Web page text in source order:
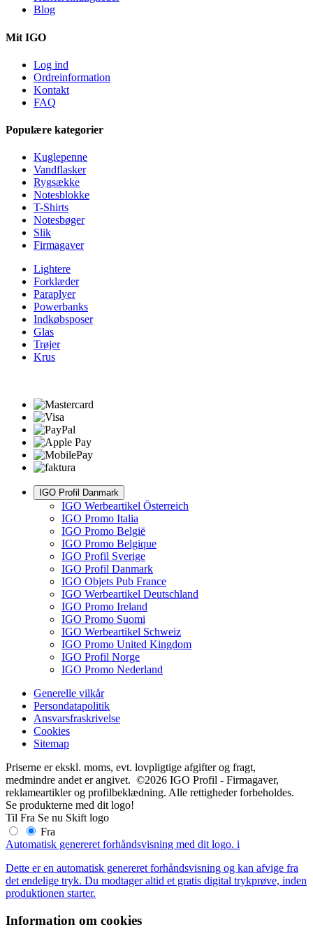
Blog
Mit IGO
Log ind
Ordreinformation
Kontakt
FAQ
Populære kategorier
Kuglepenne
Vandflasker
Rygsække
Notesblokke
T-Shirts
Notesbøger
Slik
Firmagaver
Lightere
Forklæder
Paraplyer
Powerbanks
Indkøbsposer
Glas
Trøjer
Krus
IGO Profil Danmark
IGO Werbeartikel Österreich
IGO Promo Italia
IGO Promo België
IGO Promo Belgique
IGO Profil Sverige
IGO Profil Danmark
IGO Objets Pub France
IGO Werbeartikel Deutschland
IGO Promo Ireland
IGO Promo Suomi
IGO Werbeartikel Schweiz
IGO Promo United Kingdom
IGO Profil Norge
IGO Promo Nederland
Generelle vilkår
Persondatapolitik
Ansvarsfraskrivelse
Cookies
Sitemap
Priserne er ekskl. moms, evt. lovpligtige afgifter og fragt,
medmindre andet er angivet. ©2026 IGO Profil - Firmagaver,
reklameartikler og profilbeklædning. Alle rettigheder forbeholdes.
Se produkterne med dit logo!
Til Fra Se nu Skift logo
Fra
Automatisk genereret forhåndsvisning med dit logo. i
Dette er en automatisk genereret forhåndsvisning og kan afvige fra
det endelige tryk. Du modtager altid et gratis digital trykprøve, inden
produktionen starter.
Information om cookies